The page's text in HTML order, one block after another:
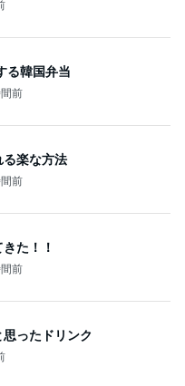
る韓国弁当
前
る楽な方法
前
た！！
前
ったドリンク